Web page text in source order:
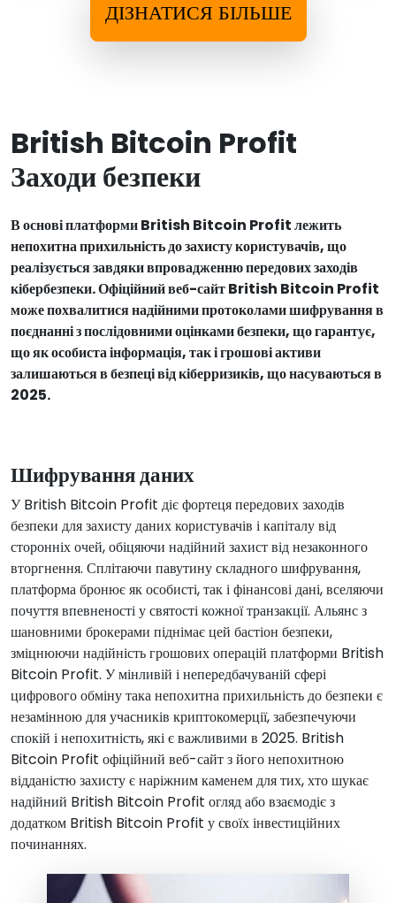
ДІЗНАТИСЯ БІЛЬШЕ
British Bitcoin Profit
Заходи безпеки
В основі платформи British Bitcoin Profit лежить
непохитна прихильність до захисту користувачів, що
реалізується завдяки впровадженню передових заходів
кібербезпеки. Офіційний веб-сайт British Bitcoin Profit
може похвалитися надійними протоколами шифрування в
поєднанні з послідовними оцінками безпеки, що гарантує,
що як особиста інформація, так і грошові активи
залишаються в безпеці від кіберризиків, що насуваються в
2025.
Шифрування даних
У British Bitcoin Profit діє фортеця передових заходів
безпеки для захисту даних користувачів і капіталу від
сторонніх очей, обіцяючи надійний захист від незаконного
вторгнення. Сплітаючи павутину складного шифрування,
платформа бронює як особисті, так і фінансові дані, вселяючи
почуття впевненості у святості кожної транзакції. Альянс з
шановними брокерами піднімає цей бастіон безпеки,
зміцнюючи надійність грошових операцій платформи British
Bitcoin Profit. У мінливій і непередбачуваній сфері
цифрового обміну така непохитна прихильність до безпеки є
незамінною для учасників криптокомерції, забезпечуючи
спокій і непохитність, які є важливими в 2025. British
Bitcoin Profit офіційний веб-сайт з його непохитною
відданістю захисту є наріжним каменем для тих, хто шукає
надійний British Bitcoin Profit огляд або взаємодіє з
додатком British Bitcoin Profit у своїх інвестиційних
починаннях.